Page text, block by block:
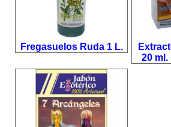
Fregasuelos Ruda 1 L.
20 ml.